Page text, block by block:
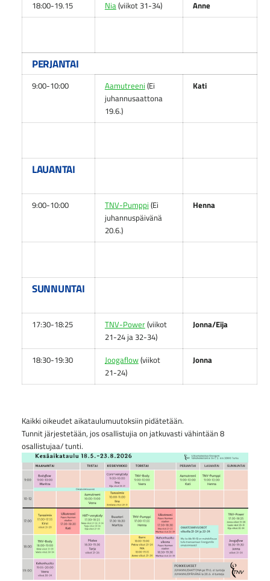
18:00-19.15
Nia(viikot 31-34) Anne
PERJANTAI
9:00-10:00 Aamutreeni (Ei
juhannusaattona
19.6.)
Kati
LAUANTAI
9:00-10:00 TNV-Pumppi (Ei
juhannuspäivänä
20.6.)
Henna
SUNNUNTAI
17:30-18:25 TNV-Power(viikot
21-24 ja 32-34)
Jonna/Eija
18:30-19:30 Joogaflow(viikot
21-24)
Jonna
Kaikki oikeudet aikataulumuutoksiin pidätetään.
Tunnit järjestetään, jos osallistujia on jatkuvasti vähintään 8
osallistujaa/ tunti.